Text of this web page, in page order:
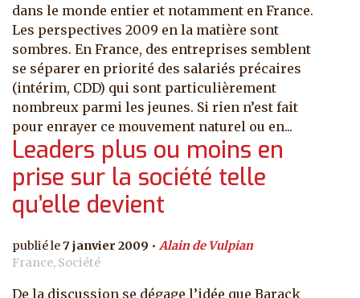
dans le monde entier et notamment en France.
Les perspectives 2009 en la matière sont
sombres. En France, des entreprises semblent
se séparer en priorité des salariés précaires
(intérim, CDD) qui sont particulièrement
nombreux parmi les jeunes. Si rien n’est fait
pour enrayer ce mouvement naturel ou en...
Leaders plus ou moins en
prise sur la société telle
qu’elle devient
7 janvier 2009
Alain de Vulpian
France, Société
De la discussion se dégage l’idée que Barack